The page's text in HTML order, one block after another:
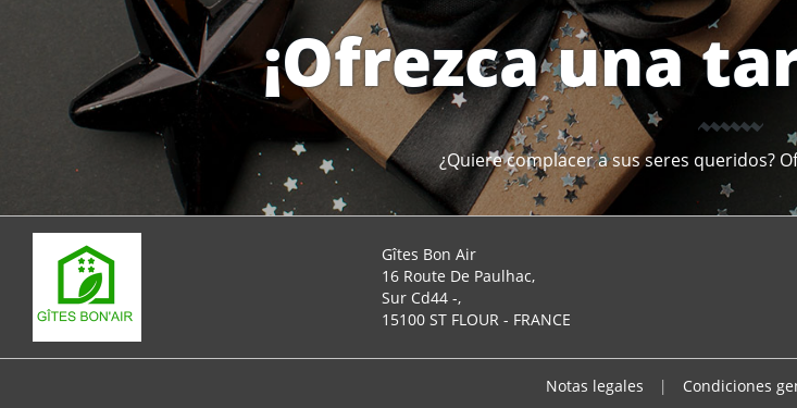
¡Ofrezca una
¿Quiere complacer a sus seres queridos?
Gîtes Bon Air
16 Route De Paulhac,
Sur Cd44 -,
15100 ST FLOUR - FRANCE
Notas legales | Condiciones